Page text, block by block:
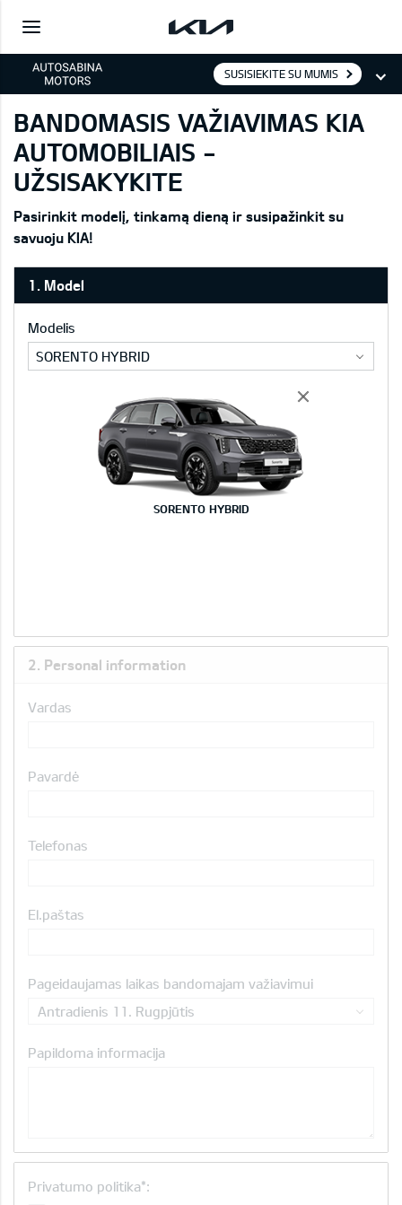
SUSISIEKITE SU MUMIS
BANDOMASIS VAŽIAVIMAS KIA
AUTOMOBILIAIS -
UŽSISAKYKITE
Pasirinkit modelį, tinkamą dieną ir susipažinkit su
savuoju KIA!
1. Model
2. Personal information
Modelis
SORENTO HYBRID
SORENTO HYBRID
Vardas
Pavardė
Telefonas
El.paštas
Pageidaujamas laikas bandomajam važiavimui
Antradienis 11. Rugpjūtis
Papildoma informacija
Privatumo politika*: